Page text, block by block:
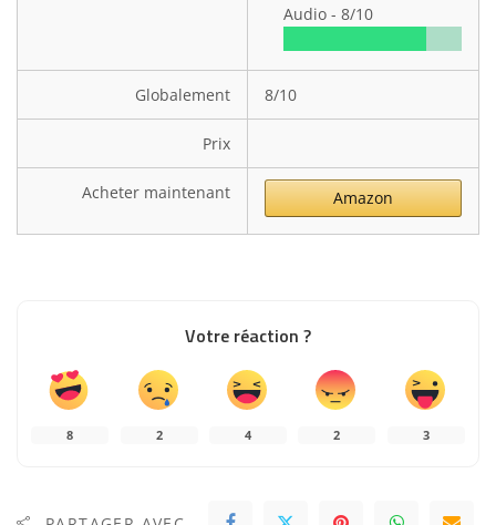
Audio - 8/10
Globalement 8/10
Prix
Acheter maintenant Amazon
Votre réaction ?
8 2 4 2 3